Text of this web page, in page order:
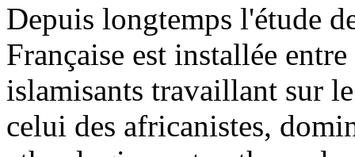
Depuis longtemps l'étude
Française est installée
islamisants travaillant sur
celui des africanistes,